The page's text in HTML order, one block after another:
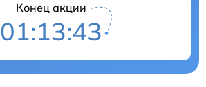
Конец акции
01:13:42